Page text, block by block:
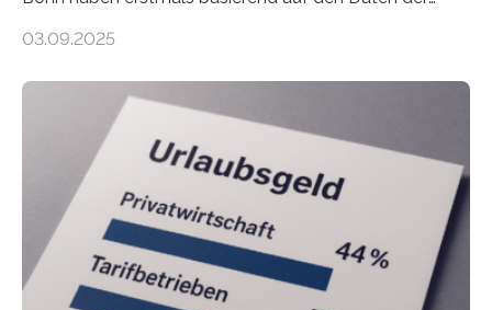
Landkreise mit den meisten Gründungen von
ist demnach Berlin. Betrachtet man nur die Gründungen
der Freiberuflerinnen, so liegt Leipzig an der Spitze. In
Berlin starteten in 2024 die meisten Personen in eine
eigene freiberufliche Existenz, dahinter folgten die
Städte Hamburg, München und Köln. Betrachtet man
hingegen die Existenzgründungsintensität – die Anzahl
der freiberuflichen Gründungen je…
03.09.2025